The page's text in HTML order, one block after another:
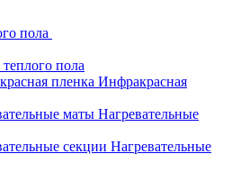
пола
пола
Инфракрасная
Нагревательные
Нагревательные